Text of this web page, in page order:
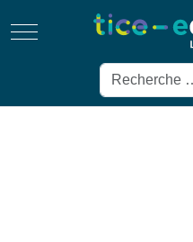
Mobile Menu Toggle
Rechercher